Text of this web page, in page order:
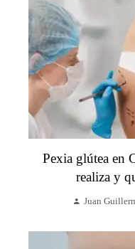
Pexia glútea en
realiza y
Juan